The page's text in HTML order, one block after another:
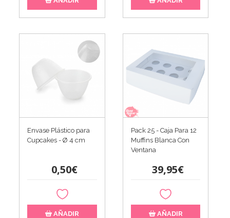
Envase Plástico para
Cupcakes - Ø 4 cm
0,50€
AÑADIR
Pack 25 - Caja Para 12
Muffins Blanca Con
Ventana
39,95€
AÑADIR